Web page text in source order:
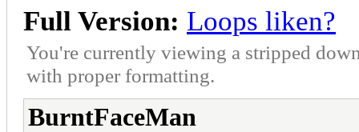
Full Version: Loops liken?
You're currently viewing a stripped
with proper formatting.
BurntFaceMan